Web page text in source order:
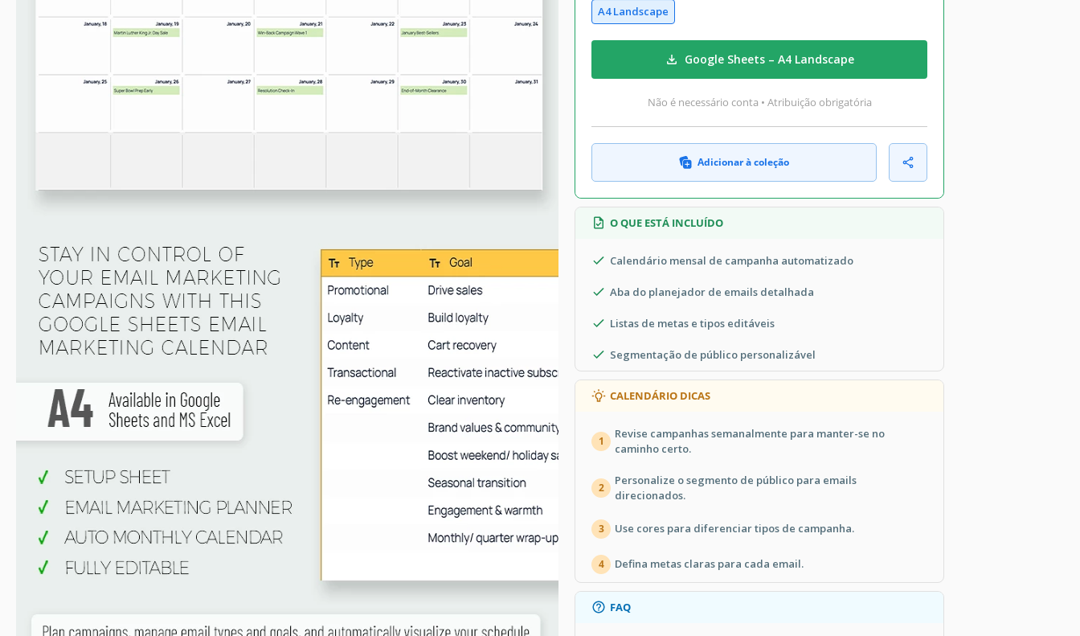
A4 Landscape
Google Sheets – A4 Landscape
Não é necessário conta • Atribuição obrigatória
Adicionar à coleção
O QUE ESTÁ INCLUÍDO
Calendário mensal de campanha automatizado
Aba do planejador de emails detalhada
Listas de metas e tipos editáveis
Segmentação de público personalizável
CALENDÁRIO DICAS
1
Revise campanhas semanalmente para manter-se no
caminho certo.
2
Personalize o segmento de público para emails
direcionados.
3 Use cores para diferenciar tipos de campanha.
4 Defina metas claras para cada email.
FAQ